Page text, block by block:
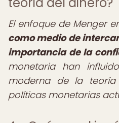
El enfoque de Menger
como medio de
importancia de la
monetaria han
moderna de la
políticas monetarias